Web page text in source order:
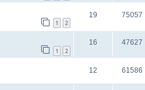
1 2
19 75057
1 2
16 47627
12 61586